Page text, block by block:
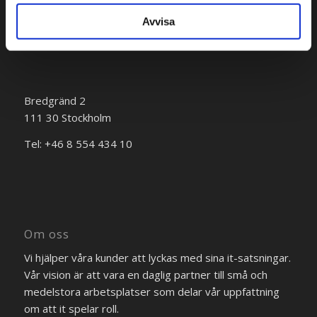
Avvisa
Bredgränd 2
111 30 Stockholm
Tel: +46 8 554 434 10
Om oss
Vi hjälper våra kunder att lyckas med sina it-satsningar.
Vår vision är att vara en daglig partner till små och
medelstora arbetsplatser som delar vår uppfattning
om att it spelar roll.